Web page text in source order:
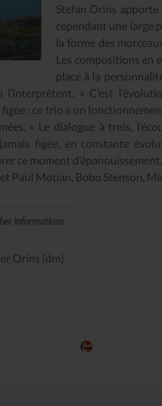
Stefan Orins
cependant une large
la forme des
Les compositions en
place à la
» C’est
: ce trio a un
« Le dialogue à trois,
figée, en constante
ce moment d’épanouissement.
Paul Motian, Bobo Stenson,
informations
Orins (dm)